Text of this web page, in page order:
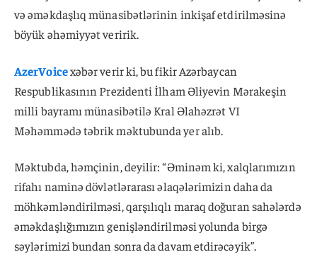
və əməkdaşlıq münasibətlərinin inkişaf etdirilməsinə
böyük əhəmiyyət veririk.
AzerVoicexəbər verir ki, bu fikir Azərbaycan
Respublikasının Prezidenti İlham Əliyevin Mərakeşin
milli bayramı münasibətilə Kral Əlahəzrət VI
Məhəmmədə təbrik məktubunda yer alıb.
Məktubda, həmçinin, deyilir: “Əminəm ki, xalqlarımızın
rifahı naminə dövlətlərarası əlaqələrimizin daha da
möhkəmləndirilməsi, qarşılıqlı maraq doğuran sahələrdə
əməkdaşlığımızın genişləndirilməsi yolunda birgə
səylərimizi bundan sonra da davam etdirəcəyik”.